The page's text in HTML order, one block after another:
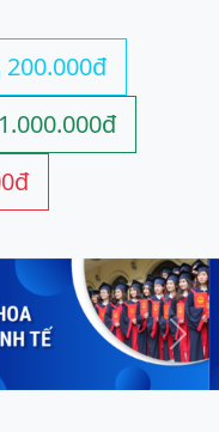
200.000đ
1.000.000đ
Next